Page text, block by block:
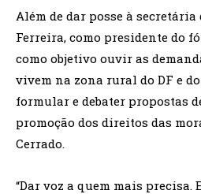
Além de dar posse à
Ferreira, como presidente do
como objetivo ouvir as
vivem na zona rural do DF e
formular e debater propostas
promoção dos direitos das
Cerrado.
“Dar voz a quem mais precisa.